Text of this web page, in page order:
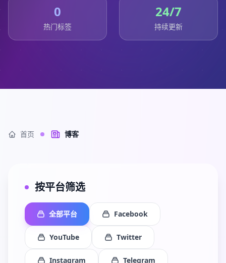
0
热门标签
24/7
持续更新
首页 博客
按平台筛选
全部平台 Facebook
YouTube Twitter
Instagram Telegram